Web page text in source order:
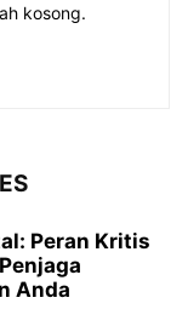
kosong.
Peran Kritis
Anda